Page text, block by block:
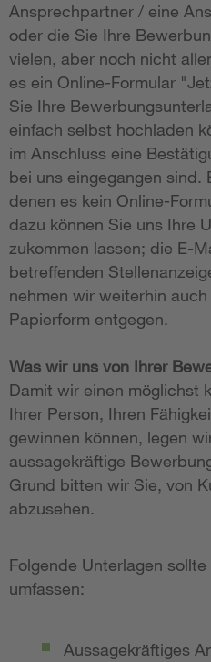
Ansprechpartner / eine
oder die Sie Ihre
vielen, aber noch nicht
es ein Online-Formular
Sie Ihre
einfach selbst hochladen
im Anschluss eine
bei uns eingegangen sind.
denen es kein Online-
dazu können Sie uns Ihre
zukommen lassen; die E-
betreffenden
nehmen wir weiterhin
Papierform entgegen.
Was wir uns von Ihrer
Damit wir einen möglichst
Ihrer Person, Ihren
gewinnen können, legen
aussagekräftige
Grund bitten wir Sie, von
abzusehen.
Folgende Unterlagen
umfassen:
Aussagekräftiges